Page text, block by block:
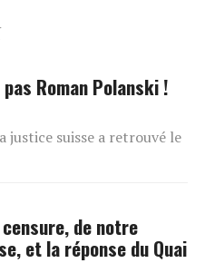
Roman Polanski !
justice suisse a retrouvé le
censure, de notre
et la réponse du Quai